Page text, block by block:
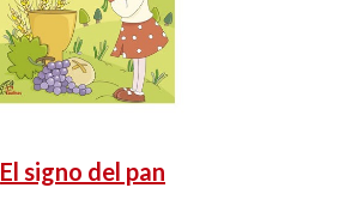
El signo del pan